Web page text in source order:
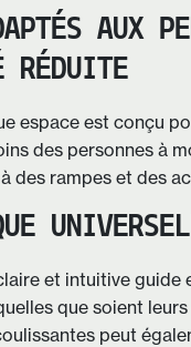
AUX
RÉDUITE
espace est conçu
des personnes à
des rampes et des
et intuitive guide
que soient
peut